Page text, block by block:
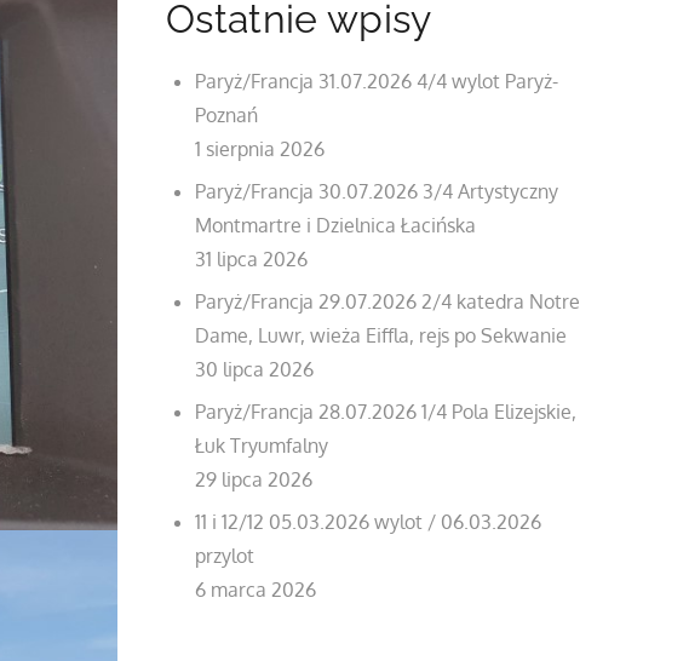
Ostatnie wpisy
Paryż/Francja 31.07.2026 4/4 wylot Paryż-
Poznań
1 sierpnia 2026
Paryż/Francja 30.07.2026 3/4 Artystyczny
Montmartre i Dzielnica Łacińska
31 lipca 2026
Paryż/Francja 29.07.2026 2/4 katedra Notre
Dame, Luwr, wieża Eiffla, rejs po Sekwanie
30 lipca 2026
Paryż/Francja 28.07.2026 1/4 Pola Elizejskie,
Łuk Tryumfalny
29 lipca 2026
11 i 12/12 05.03.2026 wylot / 06.03.2026
przylot
6 marca 2026